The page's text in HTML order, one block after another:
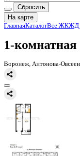
Сбросить
На карте
Главная
1-
Воронеж, Антонова-